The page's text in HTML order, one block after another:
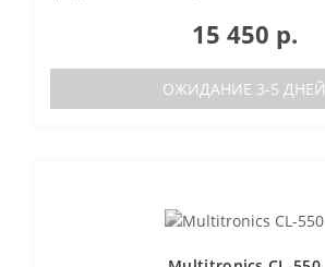
15 450 р.
ОЖИДАНИЕ 3-5 ДНЕЙ